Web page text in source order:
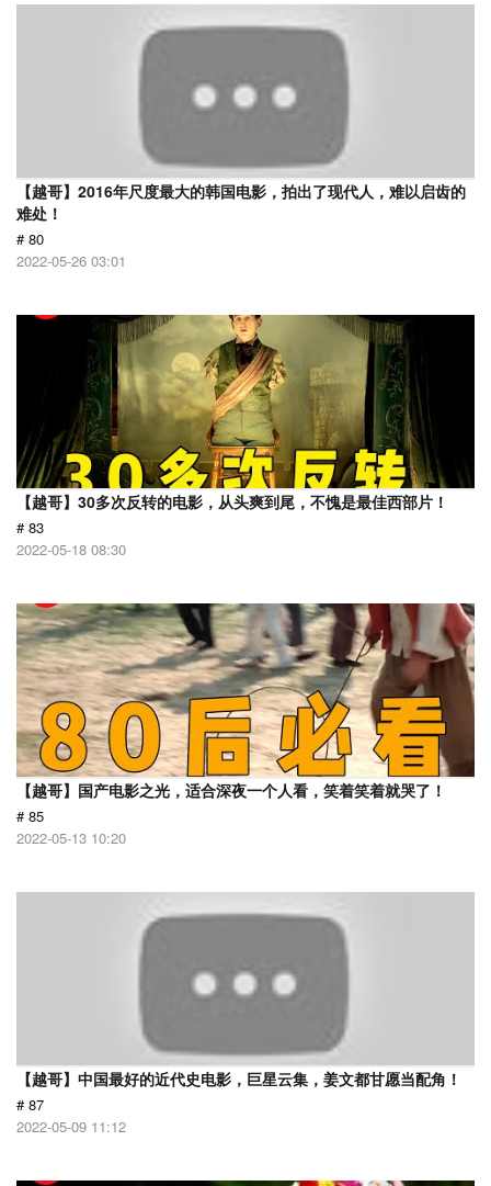
【越哥】2016年尺度最大的韩国电影，拍出了现代人，难以启齿的
难处！
# 80
2022-05-26 03:01
【越哥】30多次反转的电影，从头爽到尾，不愧是最佳西部片！
# 83
2022-05-18 08:30
【越哥】国产电影之光，适合深夜一个人看，笑着笑着就哭了！
# 85
2022-05-13 10:20
【越哥】中国最好的近代史电影，巨星云集，姜文都甘愿当配角！
# 87
2022-05-09 11:12